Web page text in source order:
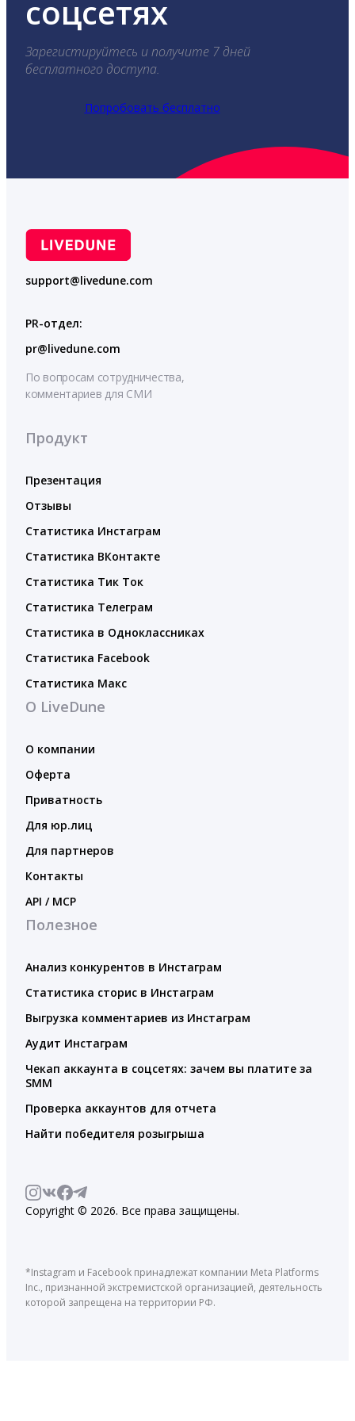
соцсетях
Зарегистируйтесь и получите 7 дней
бесплатного доступа.
Попробовать бесплатно
support@livedune.com
PR-отдел:
pr@livedune.com
По вопросам сотрудничества,
комментариев для СМИ
Продукт
Презентация
Отзывы
Статистика Инстаграм
Статистика ВКонтакте
Статистика Тик Ток
Статистика Телеграм
Статистика в Одноклассниках
Статистика Facebook
Статистика Макс
О LiveDune
О компании
Оферта
Приватность
Для юр.лиц
Для партнеров
Контакты
API / MCP
Полезное
Анализ конкурентов в Инстаграм
Статистика сторис в Инстаграм
Выгрузка комментариев из Инстаграм
Аудит Инстаграм
Чекап аккаунта в соцсетях: зачем вы платите за
SMM
Проверка аккаунтов для отчета
Найти победителя розыгрыша
Copyright © 2026. Все права защищены.
*Instagram и Facebook принадлежат компании Meta Platforms
Inc., признанной экстремистской организацией, деятельность
которой запрещена на территории РФ.